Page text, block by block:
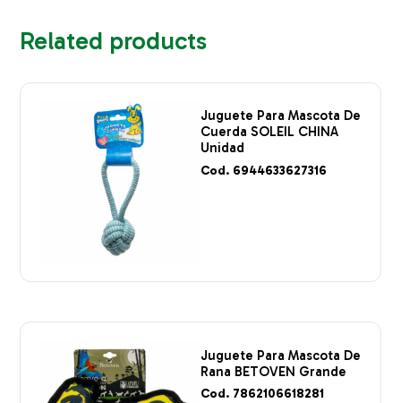
Related products
Juguete Para Mascota De
Cuerda SOLEIL CHINA
Unidad
Cod. 6944633627316
Juguete Para Mascota De
Rana BETOVEN Grande
Cod. 7862106618281